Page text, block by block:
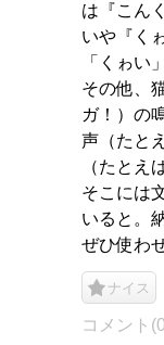
は『こん
いや『く
「くゎい
その他、
ガ！）の
声（たと
（たとえ
そこには
いると。
ぜひ使わ
ナイス
コメント